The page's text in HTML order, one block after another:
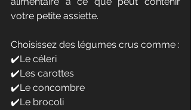
votre petite assiette.
Choisissez des légumes crus comme :
✔️Le céleri
✔️Les carottes
✔️Le concombre
✔️Le brocoli